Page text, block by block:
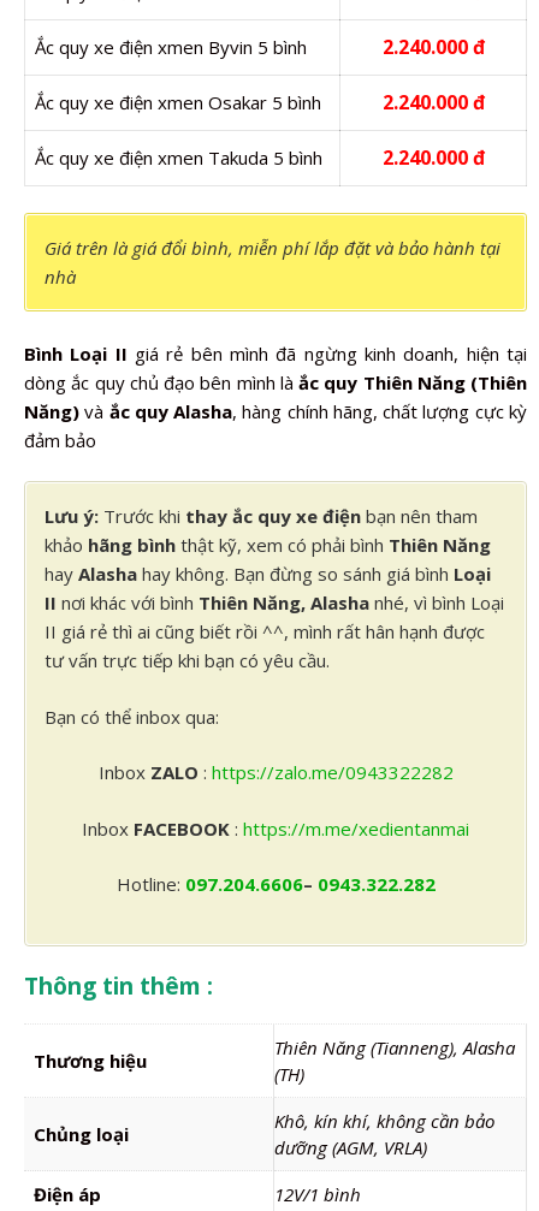
Ắc quy xe điện xmen Byvin 5 bình 2.240.000 đ
Ắc quy xe điện xmen Osakar 5 bình 2.240.000 đ
Ắc quy xe điện xmen Takuda 5 bình 2.240.000 đ
Giá trên là giá đổi bình, miễn phí lắp đặt và bảo hành tại
nhà
Bình Loại II giá rẻ bên mình đã ngừng kinh doanh, hiện tại
dòng ắc quy chủ đạo bên mình là ắc quy Thiên Năng (Thiên
Năng) và ắc quy Alasha, hàng chính hãng, chất lượng cực kỳ
đảm bảo
Lưu ý: Trước khi thay ắc quy xe điện bạn nên tham
khảo hãng bình thật kỹ, xem có phải bình Thiên Năng
hay Alasha hay không. Bạn đừng so sánh giá bình Loại
II nơi khác với bình Thiên Năng, Alasha nhé, vì bình Loại
II giá rẻ thì ai cũng biết rồi ^^, mình rất hân hạnh được
tư vấn trực tiếp khi bạn có yêu cầu.
Bạn có thể inbox qua:
Inbox ZALO : https://zalo.me/0943322282
Inbox FACEBOOK : https://m.me/xedientanmai
Hotline: 097.204.6606– 0943.322.282
Thông tin thêm :
Thương hiệu
Thiên Năng (Tianneng), Alasha
(TH)
Chủng loại
Khô, kín khí, không cần bảo
dưỡng (AGM, VRLA)
Điện áp
12V/1 bình